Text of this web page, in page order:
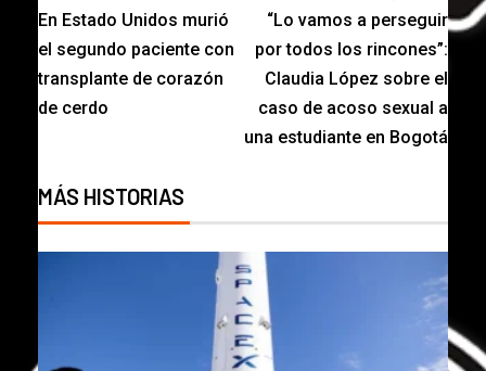
En Estado Unidos murió
el segundo paciente con
transplante de corazón
de cerdo
“Lo vamos a perseguir
por todos los rincones”:
Claudia López sobre el
caso de acoso sexual a
una estudiante en Bogotá
MÁS HISTORIAS